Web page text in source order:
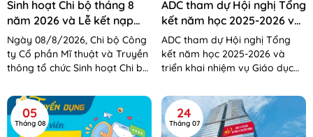
Sinh hoạt Chi bộ tháng 8
năm 2026 và Lễ kết nạp
Đảng viên mới
Ngày 08/8/2026, Chi bộ Công
ty Cổ phần Mĩ thuật và Truyền
thông tổ chức Sinh hoạt Chi bộ
nạp Đảng viên mới.
ADC tham dự Hội nghị Tổng
kết năm học 2025-2026 và
triển khai nhiệm vụ Giáo
dục Mầm non năm học
2026-2027
ADC tham dự Hội nghị Tổng
kết năm học 2025-2026 và
triển khai nhiệm vụ Giáo dục
giới thiệu những tài liệu, học
liệu giáo...
05
Tháng 08
24
Tháng 07